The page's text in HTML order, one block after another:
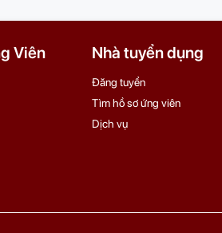
Viên Nhà tuyển dụng
Đăng tuyển
Tìm hồ sơ ứng viên
Dịch vụ